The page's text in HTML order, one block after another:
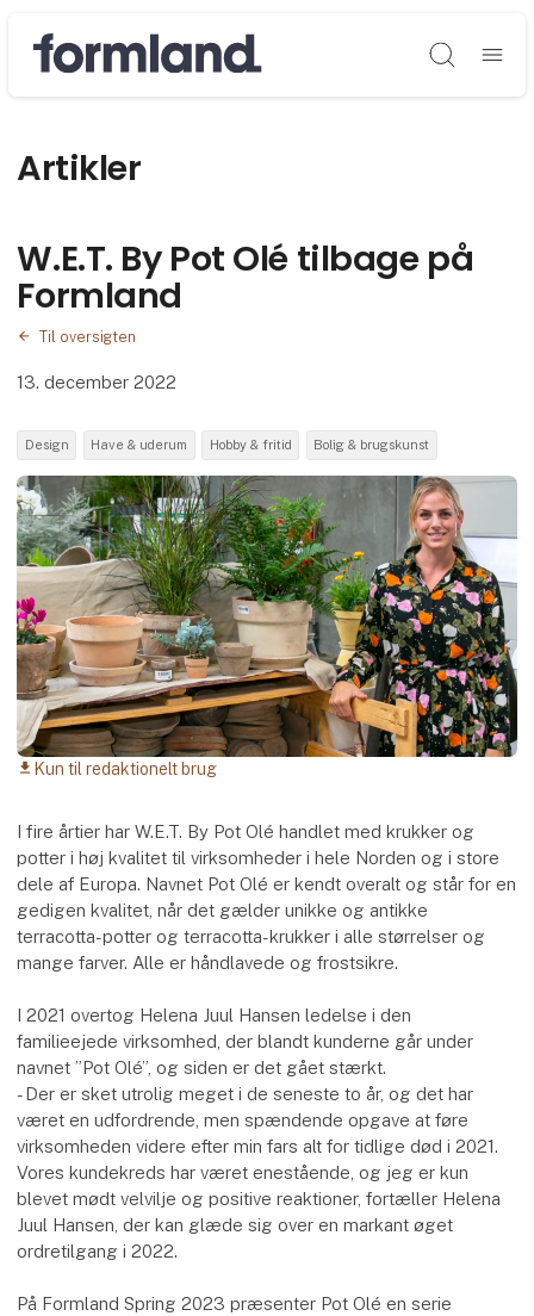
Søg
Artikler
W.E.T. By Pot Olé tilbage på
Formland
Til oversigten
13. december 2022
Design Have & uderum Hobby & fritid Bolig & brugskunst
download Kun til redaktionelt brug
I fire årtier har W.E.T. By Pot Olé handlet med krukker og
potter i høj kvalitet til virksomheder i hele Norden og i store
dele af Europa. Navnet Pot Olé er kendt overalt og står for en
gedigen kvalitet, når det gælder unikke og antikke
terracotta-potter og terracotta-krukker i alle størrelser og
mange farver. Alle er håndlavede og frostsikre.
I 2021 overtog Helena Juul Hansen ledelse i den
familieejede virksomhed, der blandt kunderne går under
navnet ”Pot Olé”, og siden er det gået stærkt.
- Der er sket utrolig meget i de seneste to år, og det har
været en udfordrende, men spændende opgave at føre
virksomheden videre efter min fars alt for tidlige død i 2021.
Vores kundekreds har været enestående, og jeg er kun
blevet mødt velvilje og positive reaktioner, fortæller Helena
Juul Hansen, der kan glæde sig over en markant øget
ordretilgang i 2022.
På Formland Spring 2023 præsenter Pot Olé en serie